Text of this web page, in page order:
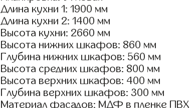
Длина кухни 1: 1900 мм
Длина кухни 2: 1400 мм
Высота кухни: 2660 мм
Высота нижних шкафов: 860 мм
Глубина нижних шкафов: 560 мм
Высота средних шкафов: 800 мм
Высота верхних шкафов: 400 мм
Глубина верхних шкафов: 300 мм
Материал фасадов: МДФ в пленке ПВХ